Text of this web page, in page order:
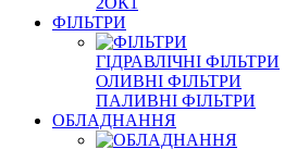
ФІЛЬТРИ
ГІДРАВЛІЧНІ ФІЛЬТРИ
ОЛИВНІ ФІЛЬТРИ
ПАЛИВНІ ФІЛЬТРИ
ОБЛАДНАННЯ